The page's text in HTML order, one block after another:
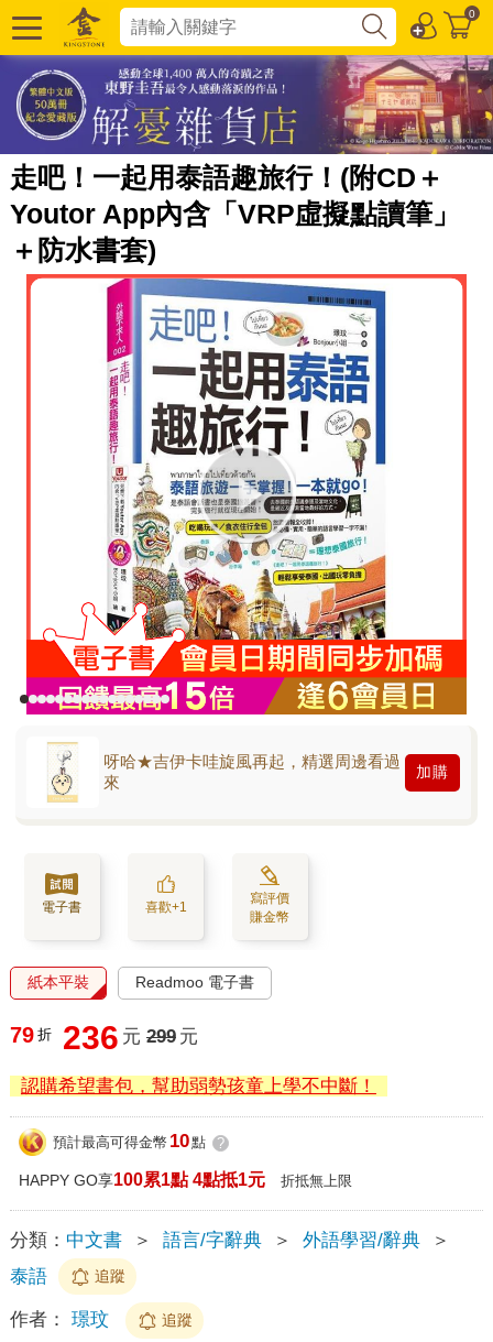
0
走吧！一起用泰語趣旅行！(附CD＋
Youtor App內含「VRP虛擬點讀筆」
＋防水書套)
呀哈★吉伊卡哇旋風再起，精選周邊看過
來
加購
電子書 喜歡+1
寫評價
賺金幣
紙本平裝 Readmoo 電子書
79 折 236 元 299 元
認購希望書包，幫助弱勢孩童上學不中斷！
預計最高可得金幣 10點 ?
HAPPY GO享100累1點 4點抵1元 折抵無上限
分類： 中文書 ＞ 語言/字辭典 ＞ 外語學習/辭典
＞
泰語
追蹤
作者： 璟玟 追蹤